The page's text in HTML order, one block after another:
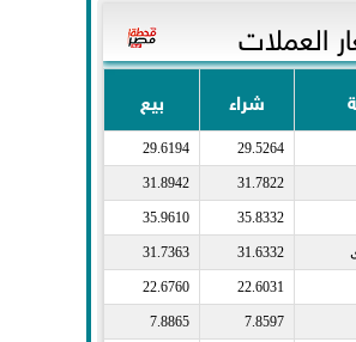
العملات
شراء بيع
29.5264
29.6194
31.7822
31.8942
35.8332
35.9610
31.6332
31.7363
22.6031
22.6760
7.8597
7.8865